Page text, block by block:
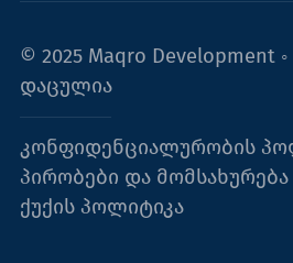
© 2025 Maqro Development
დაცულია
კონფიდენციალურობის
პირობები და მომსახურება
ქუქის პოლიტიკა